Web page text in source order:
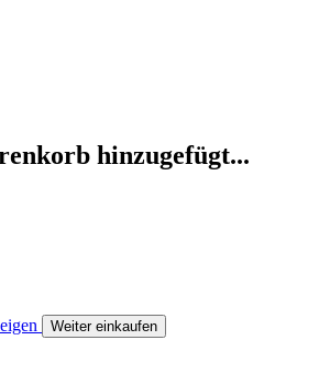
hinzugefügt...
Weiter einkaufen